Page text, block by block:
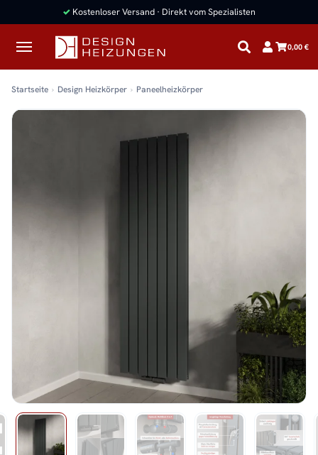
✓ Kostenloser Versand · Direkt vom Spezialisten
0,00 €
Startseite Design Heizkörper Paneelheizkörper